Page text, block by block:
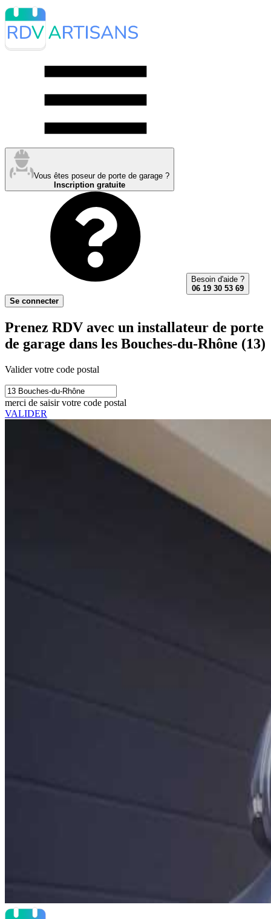
Vous êtes poseur de porte de garage ?
Inscription gratuite
Besoin d'aide ?
06 19 30 53 69
Se connecter
Prenez RDV avec un installateur de porte
de garage dans les Bouches-du-Rhône (13)
Valider votre code postal
merci de saisir votre code postal
VALIDER